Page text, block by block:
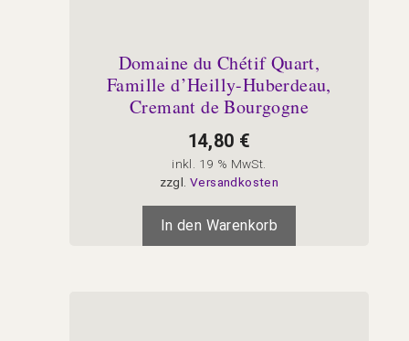
Domaine du Chétif Quart,
Famille d’Heilly-Huberdeau,
Cremant de Bourgogne
14,80 €
inkl. 19 % MwSt.
zzgl.Versandkosten
In den Warenkorb